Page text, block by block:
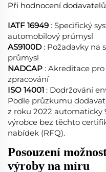
Při hodnocení
IATF 16949 : Specifický
automobilový průmysl
AS9100D : Požadavky na
průmysl
NADCAP : Akreditace
zpracování
ISO 14001 : Dodržování
Podle průzkumu
z roku 2022 automaticky
výrobce bez těchto
nabídek (RFQ).
Posouzení
výroby na míru